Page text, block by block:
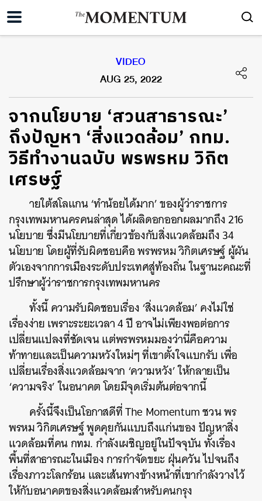
VIDEO
AUG 25, 2022
จากนโยบาย ‘สวนสาธารณะ’
ถึงปัญหา ‘สิ่งแวดล้อม’ กทม.
วิธีทำงานฉบับ พรพรหม วิกิต
เศรษฐ์
ายใต้สโลแกน ‘ทำน้อยได้มาก’ ของผู้ว่าราชการ
กรุงเทพมหานครคนล่าสุด ได้ผลิดอกออกผลมากถึง 216
นโยบาย ซึ่งมีนโยบายที่เกี่ยวข้องกับสิ่งแวดล้อมถึง 34
นโยบาย โดยผู้ที่รับผิดชอบคือ พรพรหม วิกิตเศรษฐ์ ผู้ผัน
ตัวเองจากการเมืองระดับประเทศสู่ท้องถิ่น ในฐานะคณะที่
ปรึกษาผู้ว่าราชการกรุงเทพมหานคร
ทั้งนี้ ความรับผิดชอบเรื่อง ‘สิ่งแวดล้อม’ คงไม่ใช่
เรื่องง่าย เพราะระยะเวลา 4 ปี อาจไม่เพียงพอต่อการ
เปลี่ยนแปลงที่ชัดเจน แต่พรพรหมมองว่านี่คือความ
ท้าทายและเป็นความหวังใหม่ๆ ที่เขาตั้งใจแบกรับ เพื่อ
เปลี่ยนเรื่องสิ่งแวดล้อมจาก ‘ความหวัง’ ให้กลายเป็น
‘ความจริง’ ในอนาคต โดยมีจุดเริ่มต้นต่อจากนี้
ครั้งนี้จึงเป็นโอกาสดีที่ The Momentum ชวน พร
พรหม วิกิตเศรษฐ์ พูดคุยกันแบบถึงแก่นของ ปัญหาสิ่ง
แวดล้อมที่คน กทม. กำลังเผชิญอยู่ในปัจจุบัน ทั้งเรื่อง
พื้นที่สาธารณะในเมือง การกำจัดขยะ ฝุ่นควัน ไปจนถึง
เรื่องภาวะโลกร้อน และเส้นทางข้างหน้าที่เขากำลังวางไว้
ให้กับอนาคตของสิ่งแวดล้อมสำหรับคนกรุง